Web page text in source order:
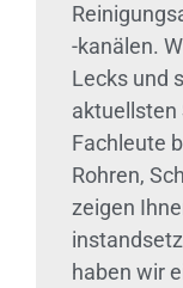
-kanälen.
Lecks und
aktuellsten
Fachleute
Rohren,
zeigen
haben wir